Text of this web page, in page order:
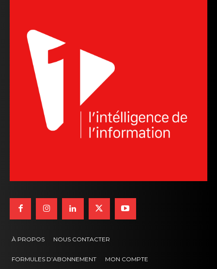
À PROPOS NOUS CONTACTER
FORMULES D’ABONNEMENT MON COMPTE